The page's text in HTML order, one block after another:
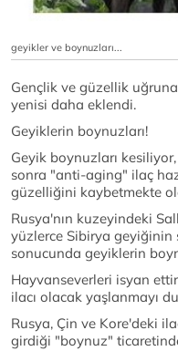
geyikler ve boynuzları...
Gençlik ve güzellik
yenisi daha eklendi.
Geyiklerin boynuzları!
Geyik boynuzları
sonra "anti-aging" ilaç
güzelliğini kaybetmekte
Rusya'nın kuzeyindeki
yüzlerce Sibirya geyiğinin
sonucunda geyiklerin
Hayvanseverleri isyan
ilacı olacak yaşlanmayı
Rusya, Çin ve Kore'deki
girdiği "boynuz"